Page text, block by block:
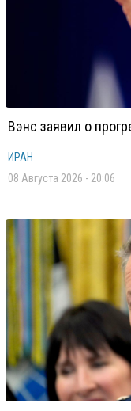
Вэнс заявил о
ИРАН
08 Августа 2026 - 20:06